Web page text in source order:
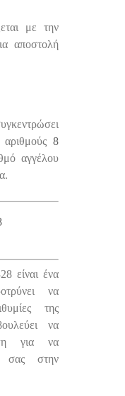
με την
αποστολή
8
αγγέλου
είναι ένα
να
της
να
για να
σας στην